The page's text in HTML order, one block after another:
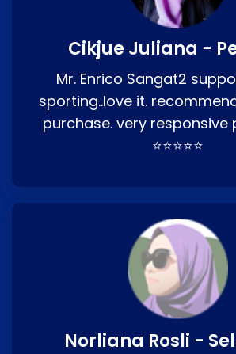
Cikjue Juliana -
Mr. Enrico Sangat2
sporting..love it.
purchase. very responsive
⭐⭐⭐⭐⭐
Norliana Rosli -